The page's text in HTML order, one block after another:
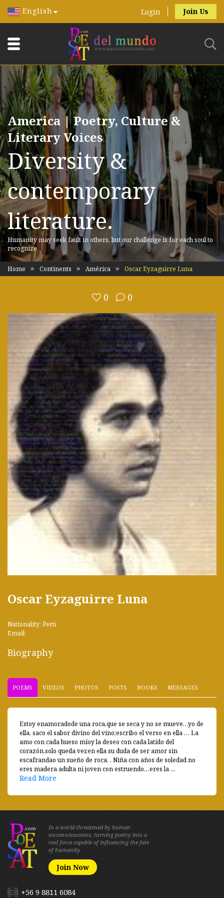
English Login Join Us
America | Poetry, Culture &
Literary Voices
Diversity &
contemporary
literature.
Humanity may seek fault in others, but our challenge is for each soul to
recognize
Home Continents América Oscar Eyzaguirre Luna
0 0
Oscar Eyzaguirre Luna
Nationality: Perú
Email:
Biography
POEMS VIDEOS PHOTOS POSTS BOOKS MESSAGES
Estoy enamoradode una roca,que se seca y no se mueve…yo de
ella, saco el sabor divino del vino;escribo el verso en ella … La
amo con cada hueso míoy la deseo con cada latido del
corazón,solo queda ver,en ella su duda de ser amor sin
escafrandao un sueño de roca. . Niña con años de soledad no
eres madera adulta ni joven con estruendo…eres la ...
Read More
In a world threatened by human
unconsciousness, turning poetry into a
real force capable of influencing the fate
of humanity.
Join Now
+56 9 8811 6084